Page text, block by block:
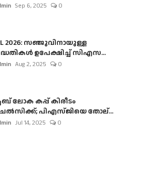
Sep 6, 2025 0
2026: സഞ്ജുവിനായുള്ള
ഉപേക്ഷിച്ച് സിഎസ...
Aug 2, 2025 0
ലോക കപ്പ് കിരീടം
പിഎസ്ജിയെ തോല്...
Jul 14, 2025 0